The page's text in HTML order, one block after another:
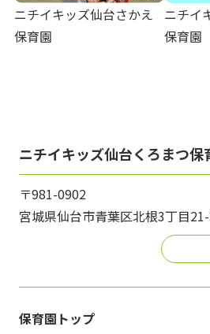
ニチイキッズ仙台さかえ
保育園
ニチイ
保育園
ニチイキッズ仙台くろまつ保
〒981-0902
宮城県仙台市青葉区北根3丁目
保育園トップ